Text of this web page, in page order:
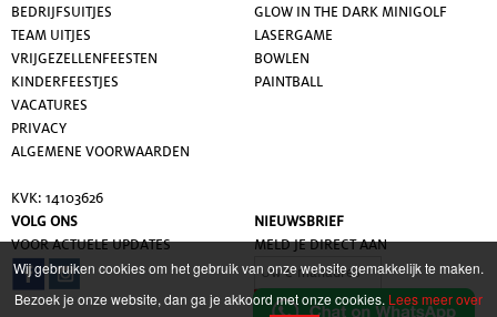
BEDRIJFSUITJES
TEAM UITJES
VRIJGEZELLENFEESTEN
KINDERFEESTJES
VACATURES
PRIVACY
ALGEMENE VOORWAARDEN
KVK: 14103626
GLOW IN THE DARK MINIGOLF
LASERGAME
BOWLEN
PAINTBALL
VOLG ONS
VOOR ACTUELE UPDATES
NIEUWSBRIEF
MELD JE DIRECT AAN
Wij gebruiken cookies om het gebruik van onze website gemakkelijk te maken.
Bezoek je onze website, dan ga je akkoord met onze cookies. Lees meer over